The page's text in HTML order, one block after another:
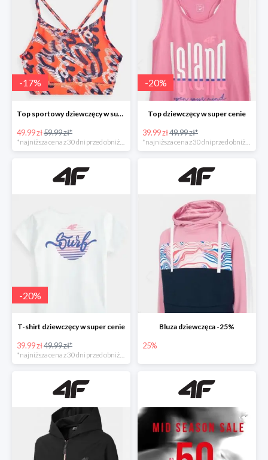
-17%
Top sportowy dziewczęcy w super cenie
49.99 zł59.99 zł*
*najniższa cena z 30 dni przed obniżką
-20%
Top dziewczęcy w super cenie
39.99 zł49.99 zł*
*najniższa cena z 30 dni przed obniżką
-20%
T-shirt dziewczęcy w super cenie
39.99 zł49.99 zł*
Bluza dziewczęca -25%
25%